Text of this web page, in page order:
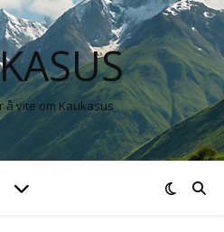
å vite om Kaukasus